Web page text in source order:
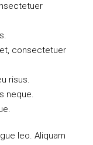
consectetuer
risus.
neque.
leo. Aliquam